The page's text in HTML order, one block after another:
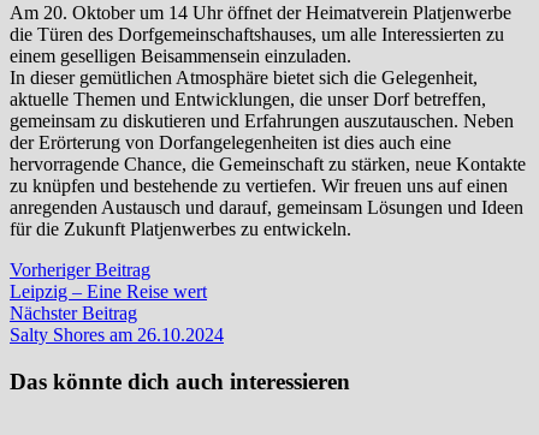
Am 20. Oktober um 14 Uhr öffnet der Heimatverein Platjenwerbe
die Türen des Dorfgemeinschaftshauses, um alle Interessierten zu
einem geselligen Beisammensein einzuladen.
In dieser gemütlichen Atmosphäre bietet sich die Gelegenheit,
aktuelle Themen und Entwicklungen, die unser Dorf betreffen,
gemeinsam zu diskutieren und Erfahrungen auszutauschen. Neben
der Erörterung von Dorfangelegenheiten ist dies auch eine
hervorragende Chance, die Gemeinschaft zu stärken, neue Kontakte
zu knüpfen und bestehende zu vertiefen. Wir freuen uns auf einen
anregenden Austausch und darauf, gemeinsam Lösungen und Ideen
für die Zukunft Platjenwerbes zu entwickeln.
Beitragsnavigation
Vorheriger BeitragVorheriger
Beitrag:
Leipzig – Eine Reise wert
Nächster BeitragNächster
Beitrag:
Salty Shores am 26.10.2024
Das könnte dich auch interessieren